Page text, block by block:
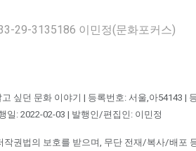
29-3135186 이민정(문화포커스)
싶던 문화 이야기 | 등록번호: 서울,아54143 |
일: 2022-02-03 | 발행인/편집인: 이민정
권법의 보호를 받으며, 무단 전재/복사/배포